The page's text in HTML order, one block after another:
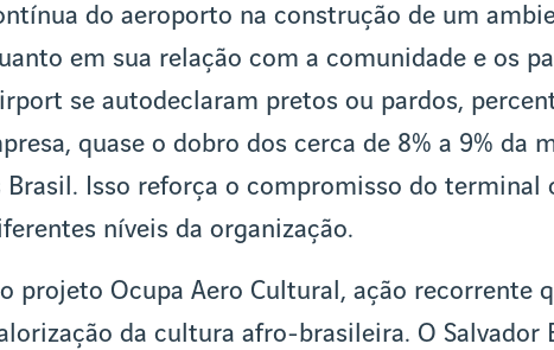
do aeroporto na construção de um
em sua relação com a comunidade e os
se autodeclaram pretos ou pardos,
quase o dobro dos cerca de 8% a 9% da
Isso reforça o compromisso do terminal
níveis da organização.
projeto Ocupa Aero Cultural, ação recorrente
da cultura afro-brasileira. O Salvador